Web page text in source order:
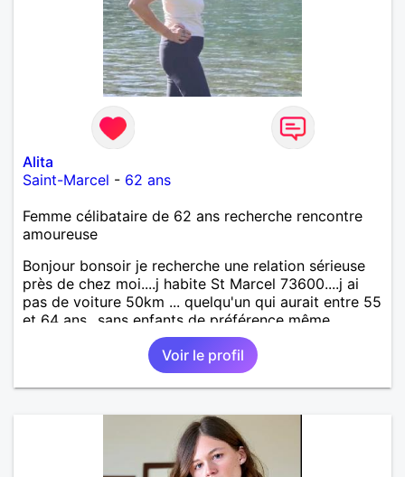
Alita
Saint-Marcel - 62 ans
Femme célibataire de 62 ans recherche rencontre
amoureuse
Bonjour bonsoir je recherche une relation sérieuse
près de chez moi....j habite St Marcel 73600....j ai
pas de voiture 50km ... quelqu'un qui aurait entre 55
et 64 ans...sans enfants de préférence même
adultes et qui n aurait garder aucun contact avec
une où plusieurs ex...si vous correspondez à ma
recherche ecrivez moi je vous répondrai...
Voir le profil